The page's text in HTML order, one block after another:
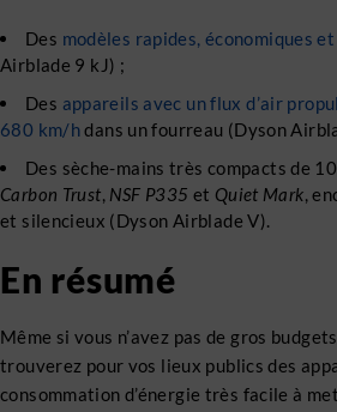
Des modèles rapides, économiques
Airblade 9 kJ) ;
Des appareils avec un flux d’air
680 km/hdans un fourreau (Dyson
Des sèche-mains très compacts de
Carbon Trust, NSF P335 et Quiet Mark,
et silencieux (Dyson Airblade V).
En résumé
Même si vous n’avez pas de gros
trouverez pour vos lieux publics des
consommation d’énergie très facile à